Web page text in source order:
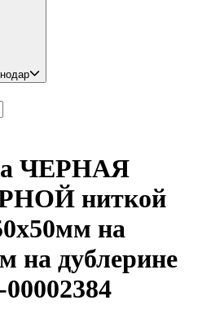
ЧЕРНАЯ
ниткой
на
на дублерине